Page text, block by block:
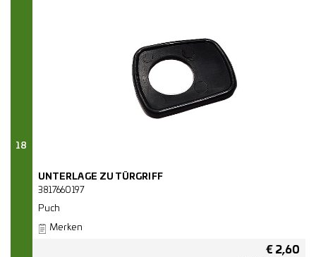
18
UNTERLAGE ZU TÜRGRIFF
3817660197
Puch
Merken
€ 2,60